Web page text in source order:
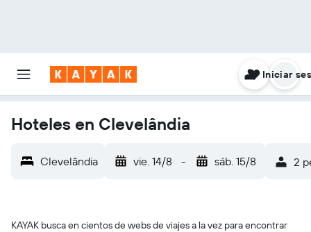
Iniciar
Hoteles en Clevelândia
Clevelândia vie. 14/8 - sáb. 15/8 2
KAYAK busca en cientos de webs de viajes a la vez para encontrar